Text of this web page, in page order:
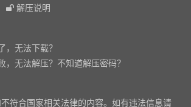
解压说明
，无法下载？
，无法解压？不知道解压密码？
符合国家相关法律的内容。如有违法信息请